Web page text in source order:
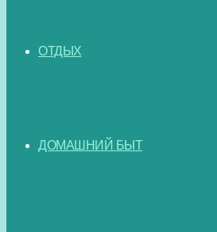
ОТДЫХ
ДОМАШНИЙ БЫТ